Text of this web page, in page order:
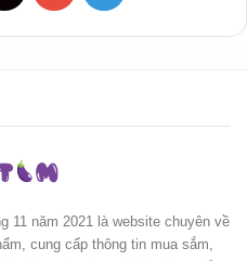
11 năm 2021 là website chuyên về
cung cấp thông tin mua sắm,